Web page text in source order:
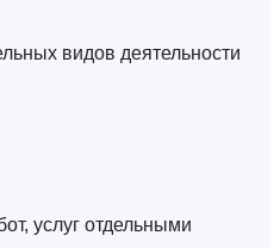
видов деятельности
услуг отдельными